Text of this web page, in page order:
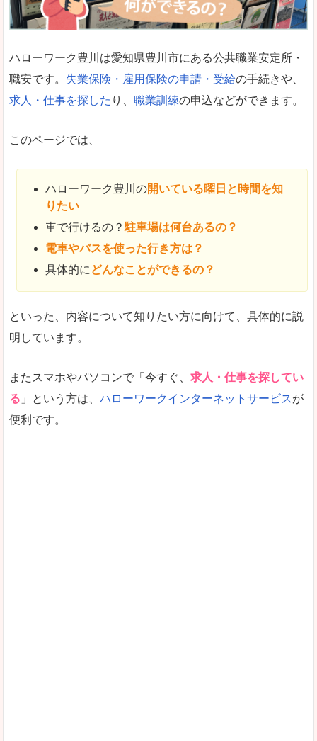
ハローワーク豊川は愛知県豊川市にある公共職業安定所・
職安です。 失業保険・雇用保険の申請・受給の手続きや、
求人・仕事を探した り、 職業訓練の申込などができます。
このページでは、
ハローワーク豊川の開いている曜日と時間を知
りたい
車で行けるの？駐車場は何台あるの？
電車やバスを使った行き方は？
具体的にどんなことができるの？
といった、内容について知りたい方に向けて、具体的に説
明しています。
またスマホやパソコンで「今すぐ、 求人・仕事を探してい
る 」という方は、 ハローワークインターネットサービスが
便利です。